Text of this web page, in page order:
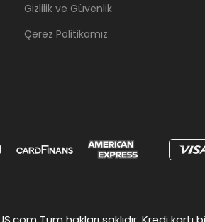
Gizlilik ve Güvenlik
Çerez Politikamız